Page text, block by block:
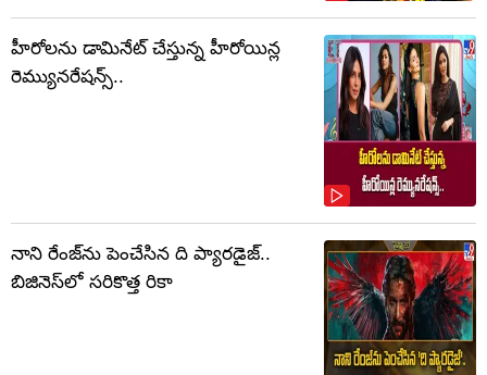
హీరోలను డామినేట్ చేస్తున్న హీరోయిన్ల
రెమ్యునరేషన్స్..
నాని రేంజ్‌ను పెంచేసిన ది ప్యారడైజ్..
బిజినెస్‌లో సరికొత్త రికా